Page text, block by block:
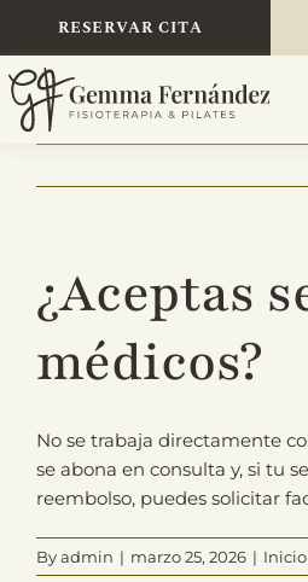
content
RESERVAR CITA
Sobre
Tarifas
¿Aceptas
médicos?
No se trabaja directamente
se abona en consulta y, si tu
reembolso, puedes solicitar
Byadmin | marzo 25, 2026 | Inicio